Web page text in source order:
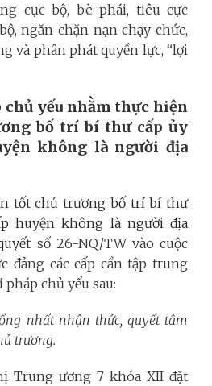
cục bộ, bè phái, tiêu cực
ngăn chặn nạn chạy chức,
và phân phát quyền lực, “lợi
chủ yếu nhằm thực hiện
bố trí bí thư cấp ủy
không là người địa
tốt chủ trương bố trí bí thư
huyện không là người địa
số 26-NQ/TW vào cuộc
đảng các cấp cần tập trung
pháp chủ yếu sau:
nhất nhận thức, quyết tâm
trương.
Trung ương 7 khóa XII đặt